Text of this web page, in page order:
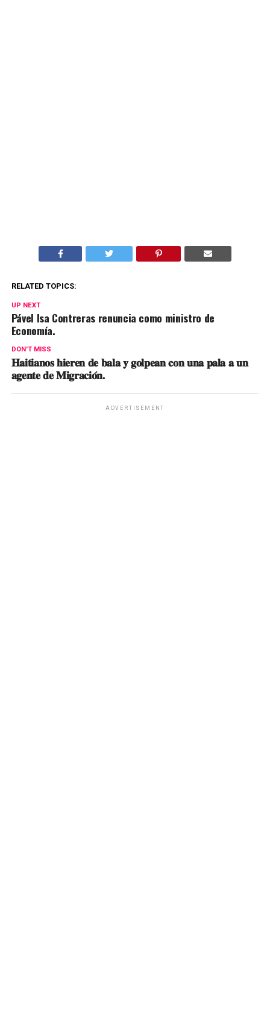
RELATED TOPICS:
UP NEXT
Pável Isa Contreras renuncia como ministro de
Economía.
DON'T MISS
𝐇𝐚𝐢𝐭𝐢𝐚𝐧𝐨𝐬 𝐡𝐢𝐞𝐫𝐞𝐧 𝐝𝐞 𝐛𝐚𝐥𝐚 𝐲 𝐠𝐨𝐥𝐩𝐞𝐚𝐧 𝐜𝐨𝐧 𝐮𝐧𝐚 𝐩𝐚𝐥𝐚 𝐚 𝐮𝐧
𝐚𝐠𝐞𝐧𝐭𝐞 𝐝𝐞 𝐌𝐢𝐠𝐫𝐚𝐜𝐢𝐨́𝐧.
ADVERTISEMENT